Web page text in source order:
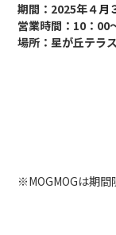
期間：2025年４月
営業時間：10：00
場所：星が丘テラ
※MOGMOGは期間